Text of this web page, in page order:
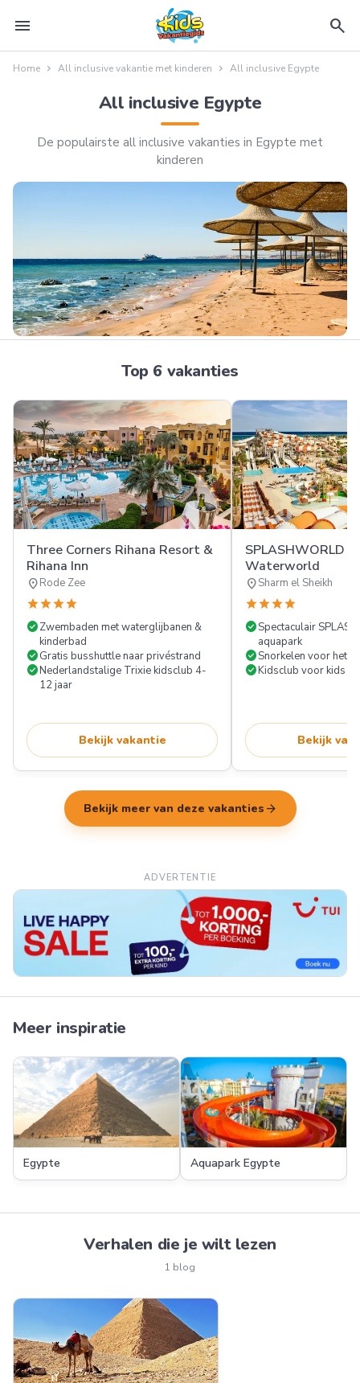
menu search
Home All inclusive vakantie met kinderen All inclusive Egypte
All inclusive Egypte
De populairste all inclusive vakanties in Egypte met
kinderen
Top 6 vakanties
Three Corners Rihana Resort &
Rihana Inn
location_onRode Zee
starstarstarstar
check_circleZwembaden met waterglijbanen &
kinderbad
check_circleGratis busshuttle naar privéstrand
check_circleNederlandstalige Trixie kidsclub 4-
12 jaar
Bekijk vakantie
SPLASHWORLD
Waterworld
location_onSharm el Sheikh
starstarstarstar
check_circleSpectaculair
aquapark
check_circleSnorkelen voor het
check_circleKidsclub voor kids
Bekijk
Bekijk meer van deze vakanties arrow_forward
ADVERTENTIE
Meer inspiratie
Egypte Aquapark Egypte
Verhalen die je wilt lezen
1 blog